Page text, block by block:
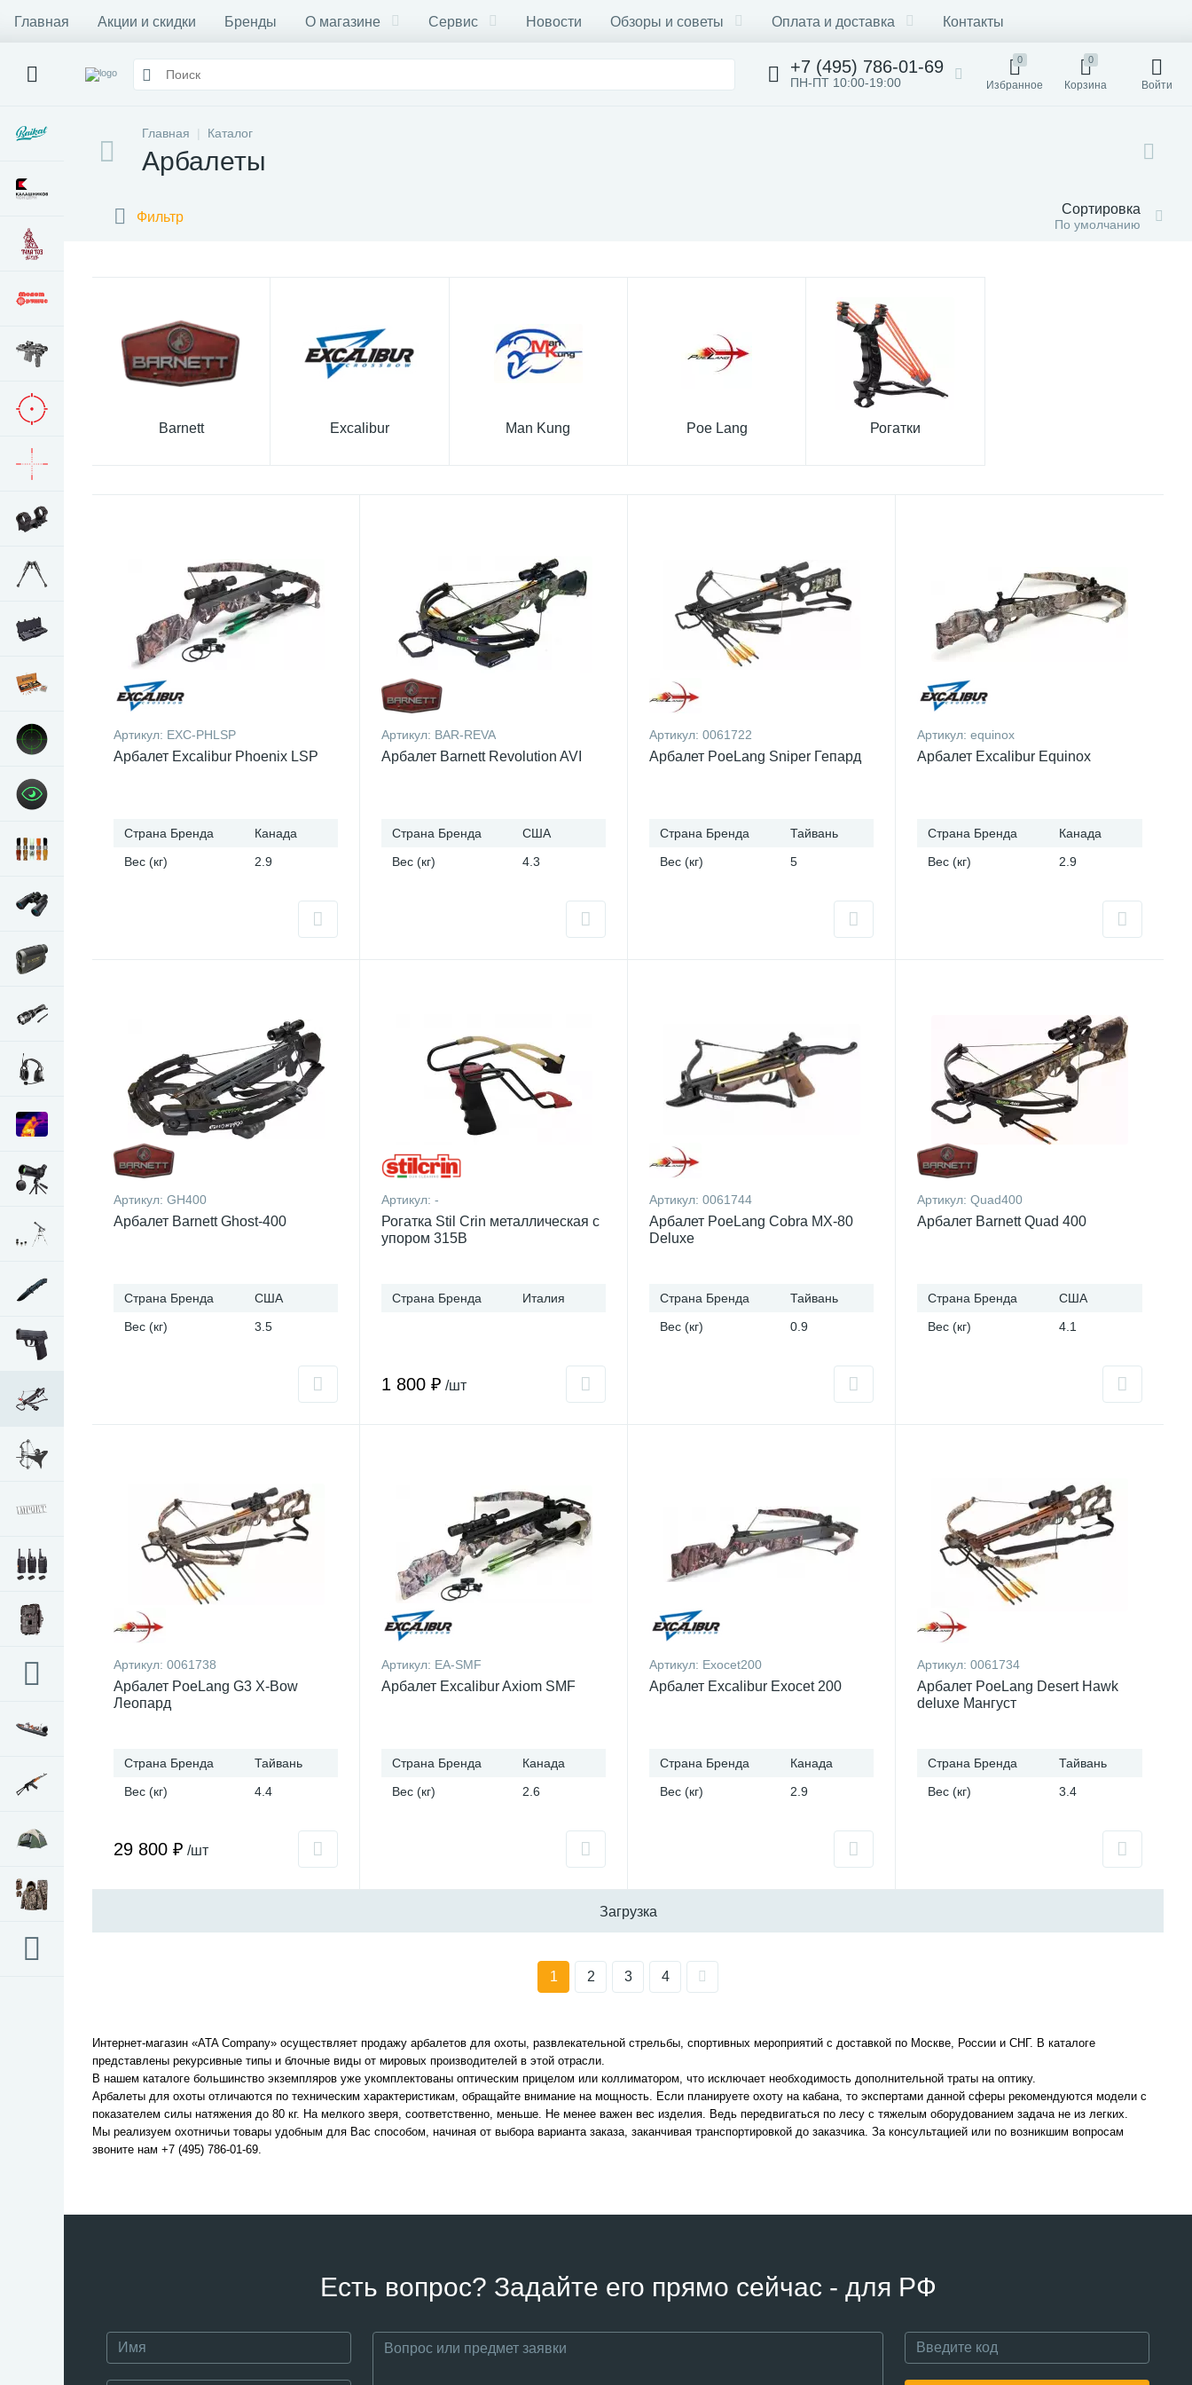
Главная Акции и скидки Бренды О магазине Сервис Новости Обзоры и советы Оплата и доставка Контакты
+7 (495) 786-01-69
ПН-ПТ 10:00-19:00
0
Избранное
0
Корзина Войти
Главная Каталог
Арбалеты
Фильтр Сортировка
По умолчанию
Barnett Excalibur Man Kung Poe Lang Рогатки
Артикул: EXC-PHLSP
Арбалет Excalibur Phoenix LSP
Страна Бренда
Канада
Вес (кг)
2.9
Артикул: BAR-REVA
Арбалет Barnett Revolution AVI
Страна Бренда
США
Вес (кг)
4.3
Артикул: 0061722
Арбалет PoeLang Sniper Гепард
Страна Бренда
Тайвань
Вес (кг)
5
Артикул: equinox
Арбалет Excalibur Equinox
Страна Бренда
Канада
Вес (кг)
2.9
Артикул: GH400
Арбалет Barnett Ghost-400
Страна Бренда
США
Вес (кг)
3.5
Артикул: -
Рогатка Stil Crin металлическая с
упором 315B
Страна Бренда Италия
1 800 ₽ /шт
Артикул: 0061744
Арбалет PoeLang Cobra MX-80
Deluxe
Страна Бренда
Тайвань
Вес (кг)
0.9
Артикул: Quad400
Арбалет Barnett Quad 400
Страна Бренда
США
Вес (кг)
4.1
Артикул: 0061738
Арбалет PoeLang G3 X-Bow
Леопард
Страна Бренда
Тайвань
Вес (кг)
4.4
29 800 ₽ /шт
Артикул: EA-SMF
Арбалет Excalibur Axiom SMF
Страна Бренда
Канада
Вес (кг)
2.6
Артикул: Exocet200
Арбалет Excalibur Exocet 200
Страна Бренда
Канада
Вес (кг)
2.9
Артикул: 0061734
Арбалет PoeLang Desert Hawk
deluxe Мангуст
Страна Бренда
Тайвань
Вес (кг)
3.4
Загрузка
1 2 3 4
Интернет-магазин «ATA Company» осуществляет продажу арбалетов для охоты, развлекательной стрельбы, спортивных мероприятий с доставкой по Москве, России и СНГ. В каталоге
представлены рекурсивные типы и блочные виды от мировых производителей в этой отрасли.
В нашем каталоге большинство экземпляров уже укомплектованы оптическим прицелом или коллиматором, что исключает необходимость дополнительной траты на оптику.
Арбалеты для охоты отличаются по техническим характеристикам, обращайте внимание на мощность. Если планируете охоту на кабана, то экспертами данной сферы рекомендуются модели с
показателем силы натяжения до 80 кг. На мелкого зверя, соответственно, меньше. Не менее важен вес изделия. Ведь передвигаться по лесу с тяжелым оборудованием задача не из легких.
Мы реализуем охотничьи товары удобным для Вас способом, начиная от выбора варианта заказа, заканчивая транспортировкой до заказчика. За консультацией или по возникшим вопросам
звоните нам +7 (495) 786-01-69.
Есть вопрос? Задайте его прямо сейчас - для РФ